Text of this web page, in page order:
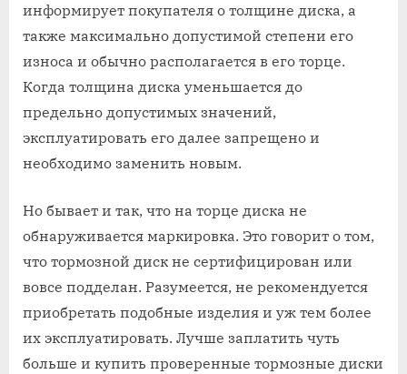
информирует покупателя о толщине диска, а
также максимально допустимой степени его
износа и обычно располагается в его торце.
Когда толщина диска уменьшается до
предельно допустимых значений,
эксплуатировать его далее запрещено и
необходимо заменить новым.
Но бывает и так, что на торце диска не
обнаруживается маркировка. Это говорит о том,
что тормозной диск не сертифицирован или
вовсе подделан. Разумеется, не рекомендуется
приобретать подобные изделия и уж тем более
их эксплуатировать. Лучше заплатить чуть
больше и купить проверенные тормозные диски